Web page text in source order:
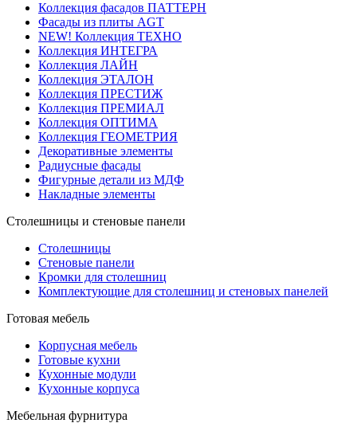
Коллекция фасадов ПАТТЕРН
Фасады из плиты AGT
NEW! Коллекция ТЕХНО
Коллекция ИНТЕГРА
Коллекция ЛАЙН
Коллекция ЭТАЛОН
Коллекция ПРЕСТИЖ
Коллекция ПРЕМИАЛ
Коллекция ОПТИМА
Коллекция ГЕОМЕТРИЯ
Декоративные элементы
Радиусные фасады
Фигурные детали из МДФ
Накладные элементы
Столешницы и стеновые панели
Столешницы
Стеновые панели
Кромки для столешниц
Комплектующие для столешниц и стеновых панелей
Готовая мебель
Корпусная мебель
Готовые кухни
Кухонные модули
Кухонные корпуса
Мебельная фурнитура